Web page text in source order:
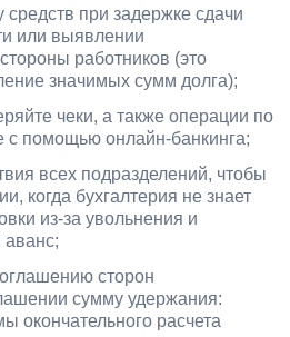
при задержке сдачи
или выявлении
работников (это
значимых сумм долга);
чеки, а также операции по
с помощью онлайн-банкинга;
всех подразделений, чтобы
когда бухгалтерия не знает
из-за увольнения и
аванс;
сторон
сумму удержания:
окончательного расчета